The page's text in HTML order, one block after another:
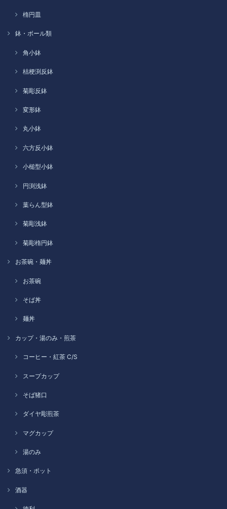
楕円皿
鉢・ボール類
角小鉢
桔梗渕反鉢
菊彫反鉢
変形鉢
丸小鉢
六方反小鉢
小槌型小鉢
円渕浅鉢
葉らん型鉢
菊彫浅鉢
菊彫楕円鉢
お茶碗・麺丼
お茶碗
そば丼
麺丼
カップ・湯のみ・煎茶
コーヒー・紅茶 C/S
スープカップ
そば猪口
ダイヤ彫煎茶
マグカップ
湯のみ
急須・ポット
酒器